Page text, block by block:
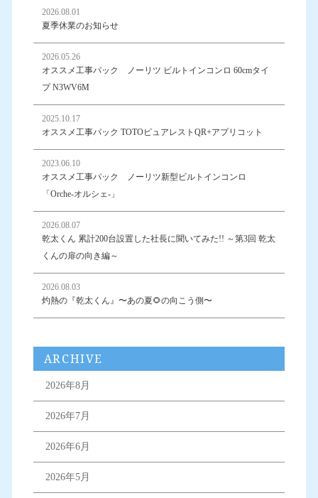
2026.08.01
夏季休業のお知らせ
2026.05.26
オススメ工事パック ノーリツ ビルトインコンロ 60cmタイ
プ N3WV6M
2025.10.17
オススメ工事パック TOTOピュアレストQR+アプリコット
2023.06.10
オススメ工事パック ノーリツ新型ビルトインコンロ
「Orche-オルシェ-」
2026.08.07
乾太くん 累計200台設置した社長に聞いてみた!! ～第3回 乾太
くんの扉の向き編～
2026.08.03
灼熱の『乾太くん』〜あの夏🌻の向こう側〜
ARCHIVE
2026年8月
2026年7月
2026年6月
2026年5月